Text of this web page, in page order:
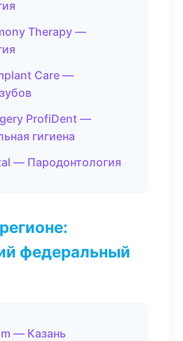
Therapy —
Care —
ProfiDent —
гигиена
— Пародонтология
федеральный
— Казань